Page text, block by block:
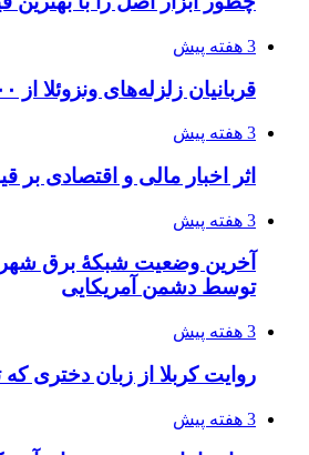
3 هفته پیش
قربانیان زلزله‌های ونزوئلا از ۵۰۰۰ نفر فراتر رفت
3 هفته پیش
اثر اخبار مالی و اقتصادی بر
3 هفته پیش
آخرین وضعیت شبکۀ برق
توسط دشمن آمریکایی
3 هفته پیش
روایت کربلا از زبان دختری
3 هفته پیش